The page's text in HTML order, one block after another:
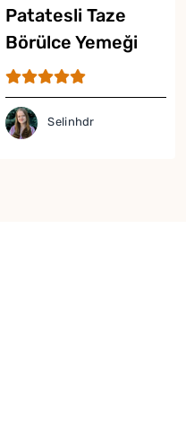
Patatesli Taze
Börülce Yemeği
Tarifi
Selinhdr